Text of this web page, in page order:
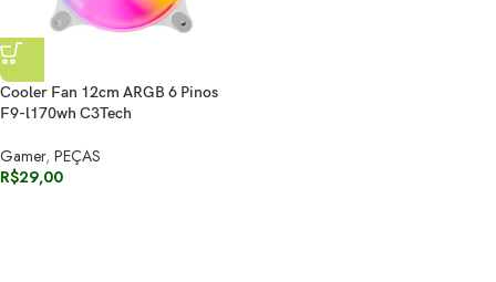
Cooler Fan 12cm ARGB 6 Pinos
F9-l170wh C3Tech
Gamer, PEÇAS
R$29,00